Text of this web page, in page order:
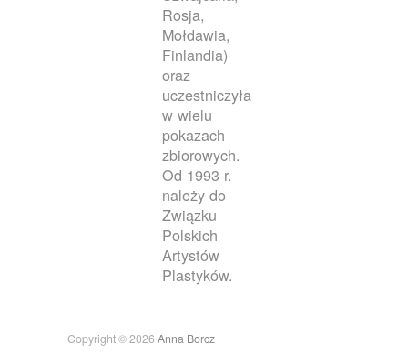
Rosja,
Mołdawia,
Finlandia)
oraz
uczestniczyła
w wielu
pokazach
zbiorowych.
Od 1993 r.
należy do
Związku
Polskich
Artystów
Plastyków.
Copyright © 2026 Anna Borcz